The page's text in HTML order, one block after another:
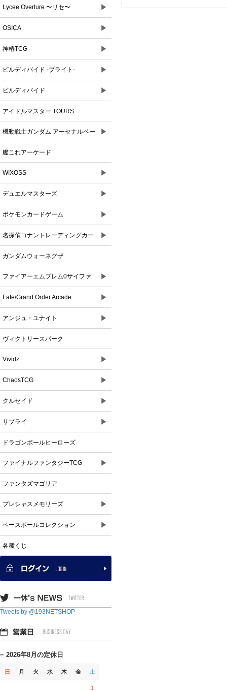
Lycee Overture 〜リセ〜 ▶
OSICA ▶
神椿TCG ▶
ビルディバイド -ブライト- ▶
ビルディバイド ▶
アイドルマスター TOURS
機動戦士ガンダム アーセナルベー
ス
▶
艦これアーケード
WIXOSS ▶
デュエルマスターズ ▶
ポケモンカードゲーム ▶
名探偵コナントレーディングカー
ドゲーム
▶
ガンダムウォーネグザ
ファイアーエムブレム0サイファ ▶
Fate/Grand Order Arcade ▶
アンジュ・ユナイト ▶
ヴィクトリースパーク
Vividz ▶
ChaosTCG ▶
クルセイド ▶
サプライ ▶
ドラゴンボールヒーローズ
ファイナルファンタジーTCG ▶
ファンタズマゴリア
プレシャスメモリーズ ▶
ベースボールコレクション ▶
各種くじ
Tweets by @193NETSHOP
2026年8月の定休日
日 月 火 水 木 金 土
1